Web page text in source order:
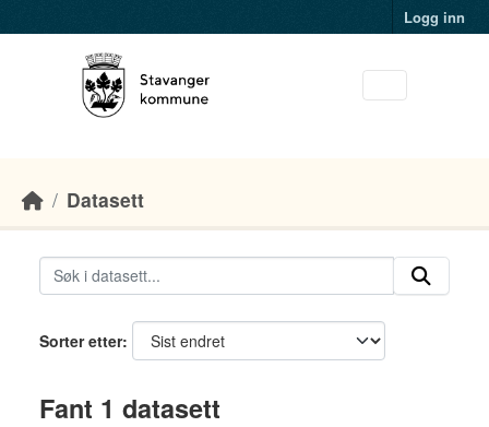
Logg inn
Datasett
Sorter etter
Fant 1 datasett